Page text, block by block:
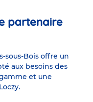
partenaire
sous-Bois offre un
aux besoins des
et une